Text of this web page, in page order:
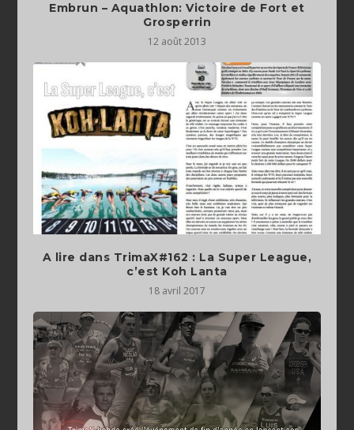
Embrun – Aquathlon: Victoire de Fort et
Grosperrin
12 août 2013
A lire dans TrimaX#162 : La Super League,
c’est Koh Lanta
18 avril 2017